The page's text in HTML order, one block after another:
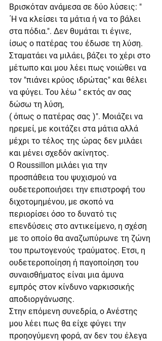
Βρισκόταν ανάμεσα σε δύο λύσεις: "
΄Η να κλείσει τα μάτια ή να το βάλει
στα πόδια.". Δεν θυμάται τι έγινε,
ίσως ο πατέρας του έδωσε τη λύση.
Σταματάει να μιλάει, βάζει το χέρι στο
μέτωπο και μου λέει πως νοιώθει να
τον "πιάνει κρύος ιδρώτας" και θέλει
να φύγει. Του λέω " εκτός αν σας
δώσω τη λύση,
( όπως ο πατέρας σας )". Μοιάζει να
ηρεμεί, με κοιτάζει στα μάτια αλλά
μέχρι το τέλος της ώρας δεν μιλάει
και μένει σχεδόν ακίνητος.
Ο Roussillon μιλάει για την
προσπάθεια του ψυχισμού να
ουδετεροποιήσει την επιστροφή του
διχοτομημένου, με σκοπό να
περιορίσει όσο το δυνατό τις
επενδύσεις στο αντικείμενο, η σχέση
με το οποίο θα αναζωπύρωνε τη ζώνη
του πρωτογενούς τραύματος. Ετσι, η
ουδετεροποίηση ή παγοποίηση του
συναισθήματος είναι μια άμυνα
εμπρός στον κίνδυνο ναρκισσικής
αποδιοργάνωσης.
Στην επόμενη συνεδρία, ο Ανέστης
μου λέει πως θα είχε φύγει την
προηογύμενη φορά, αν δεν του έλεγα